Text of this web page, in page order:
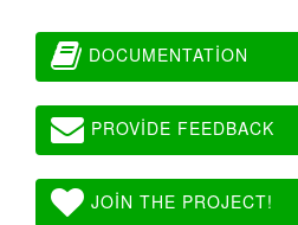
DOCUMENTATION
PROVIDE FEEDBACK
JOIN THE PROJECT!